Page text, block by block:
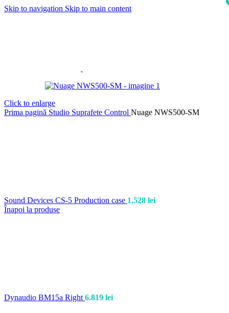
Skip to navigation Skip to main content
Click to enlarge
Prima pagină Studio Suprafete Control Nuage NWS500-SM
Sound Devices CS-5 Production case 1.528 lei
Înapoi la produse
Dynaudio BM15a Right 6.819 lei